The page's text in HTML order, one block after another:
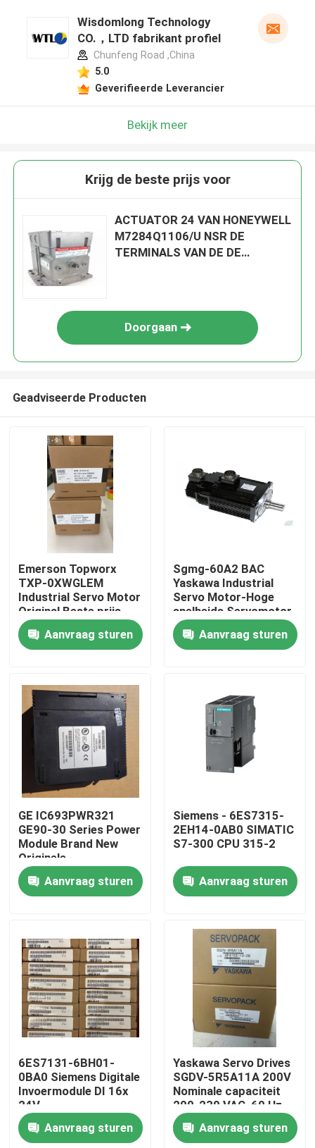
Producten
Ongeveer ons
Fabrieksreis
Contacteer ons
Verzoek om een Citaat
Industriële Servoaandrijving
AC Servoversterker
Wisdomlong Technology
CO.，LTD fabrikant profiel
Chunfeng Road ,China
5.0
Geverifieerde Leverancier
Bekijk meer
Krijg de beste prijs voor
ACTUATOR 24 VAN HONEYWELL
M7284Q1106/U NSR DE
TERMINALS VAN DE DE
Doorgaan
Geadviseerde Producten
Emerson Topworx
TXP-0XWGLEM
Industrial Servo Motor
Original Beste prijs
Aanvraag sturen
Sgmg-60A2 BAC
Yaskawa Industrial
Servo Motor-Hoge
snelheids Servomotor
6000W
Aanvraag sturen
GE IC693PWR321
GE90-30 Series Power
Module Brand New
Originele
Aanvraag sturen
Siemens - 6ES7315-
2EH14-0AB0 SIMATIC
S7-300 CPU 315-2
Aanvraag sturen
6ES7131-6BH01-
0BA0 Siemens Digitale
Invoermodule DI 16x
24V
gelijkstroomstandaard
Aanvraag sturen
Yaskawa Servo Drives
SGDV-5R5A11A 200V
Nominale capaciteit
200-230 VAC, 60 Hz
Input
Aanvraag sturen